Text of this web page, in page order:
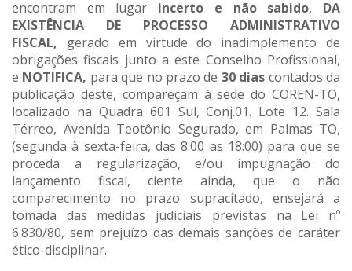
encontram em lugar incerto e não sabido, DA
EXISTÊNCIA DE PROCESSO ADMINISTRATIVO
FISCAL, gerado em virtude do inadimplemento de
obrigações fiscais junto a este Conselho Profissional,
e NOTIFICA, para que no prazo de 30 dias contados da
publicação deste, compareçam à sede do COREN-TO,
localizado na Quadra 601 Sul, Conj.01. Lote 12. Sala
Térreo, Avenida Teotônio Segurado, em Palmas TO,
(segunda à sexta-feira, das 8:00 as 18:00) para que se
proceda a regularização, e/ou impugnação do
lançamento fiscal, ciente ainda, que o não
comparecimento no prazo supracitado, ensejará a
tomada das medidas judiciais previstas na Lei nº
6.830/80, sem prejuízo das demais sanções de caráter
ético-disciplinar.